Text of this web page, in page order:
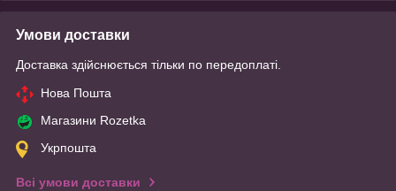
Умови доставки
Доставка здійснюється тільки по передоплаті.
Нова Пошта
Магазини Rozetka
Укрпошта
Всі умови доставки